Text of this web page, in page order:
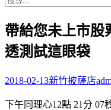
關
鍵
字:
帶給您未上市股
透測試這眼袋
2018-02-13新竹披薩店
下午同理心12點 21分 07